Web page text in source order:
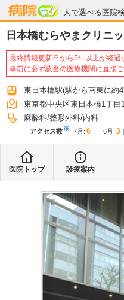
人で選べる医院
病院なび
日本橋むらやまクリニ
最終情報更新日から5年以上が経過
事前に必ず該当の医療機関に直接ご
東日本橋駅(駅から南東に約
東京都中央区東日本橋1丁
麻酔科 整形外科 内科
アクセス数※ 7月 : 6 6月 : 3
医院トップ 診療案内